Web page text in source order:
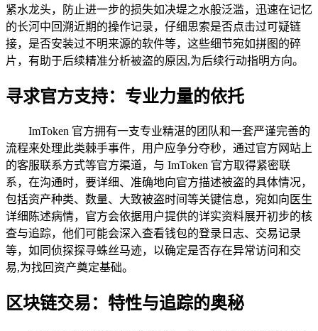
紧水龙头，防止进一步的损失如决堤之水般泛滥，迅速在记忆
的长河中回溯近期的操作记录，仔细思索是否点击过可疑链
接，是否安装过不明来源的软件等，这些细节宛如拼图的碎
片，有助于后续精准分析被盗的原因,为后续行动指明方向。
寻求官方支持：专业力量的依托
ImToken 官方拥有一支专业精湛的团队和一套严谨完善的
流程来处理此类棘手事件，用户应争分夺秒，通过官方网站上
的客服联系方式等官方渠道，与 ImToken 官方取得紧密联
系，在沟通时，要详细、准确地向官方描述被盗的具体情况，
包括资产种类、数量、大致被盗时间等关键信息，宛如向医生
详细陈述病情，官方会依据用户提供的详实资料展开初步的核
查与追踪，他们可能会深入查看钱包的登录日志、交易记录
等，如同侦探探寻蛛丝马迹，以确定是否存在异常访问和交
易,为找回资产奠定基础。
区块链交易：特性与追踪的奥秘